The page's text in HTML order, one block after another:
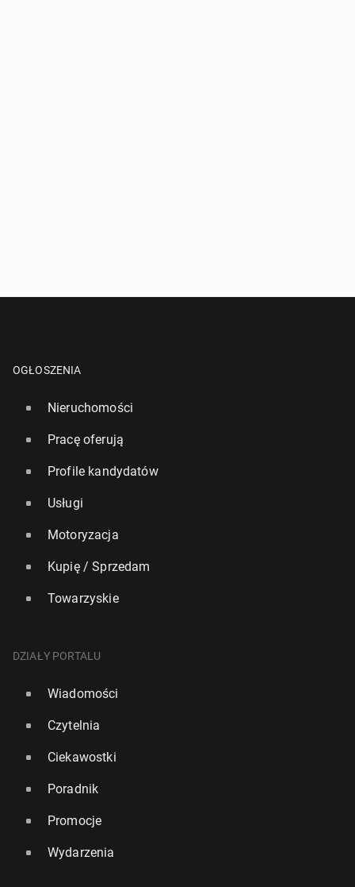
nym: Drony zamiast nisz­czy­cie­li
OGŁOSZENIA
Nieruchomości
Pracę oferują
Profile kandydatów
Usługi
Motoryzacja
Kupię / Sprzedam
Towarzyskie
DZIAŁY PORTALU
Wiadomości
Czytelnia
Ciekawostki
Poradnik
Promocje
Wydarzenia